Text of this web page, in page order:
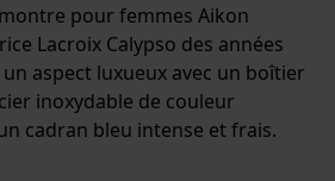
pour femmes Aikon
Lacroix Calypso des années
un aspect luxueux avec un boîtier
inoxydable de couleur
cadran bleu intense et frais.
supplémentaire, les